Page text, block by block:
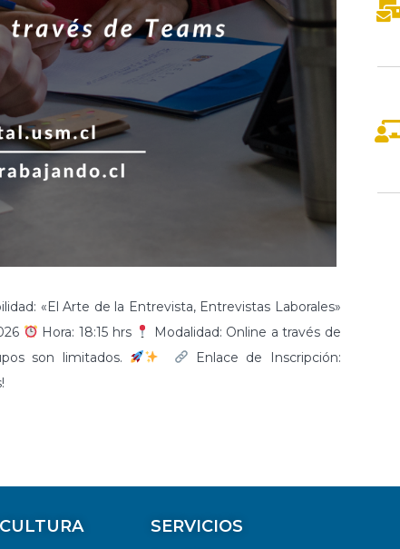
«El Arte de la Entrevista, Entrevistas Laborales»
Hora: 18:15 hrs
Modalidad: Online a través de
son limitados.
Enlace de Inscripción:
SERVICIOS